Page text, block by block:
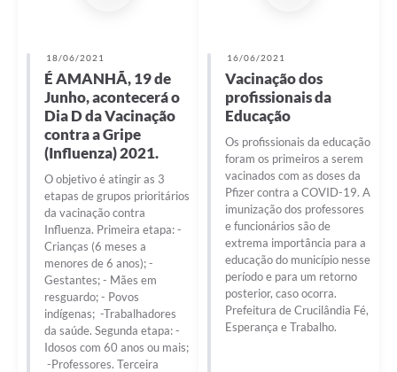
18/06/2021
É AMANHÃ, 19 de
Junho, acontecerá o
Dia D da Vacinação
contra a Gripe
(Influenza) 2021.
O objetivo é atingir as 3
etapas de grupos prioritários
da vacinação contra
Influenza. Primeira etapa: -
Crianças (6 meses a
menores de 6 anos); -
Gestantes; - Mães em
resguardo; - Povos
indígenas; -Trabalhadores
da saúde. Segunda etapa: -
Idosos com 60 anos ou mais;
-Professores. Terceira
16/06/2021
Vacinação dos
profissionais da
Educação
Os profissionais da educação
foram os primeiros a serem
vacinados com as doses da
Pfizer contra a COVID-19. A
imunização dos professores
e funcionários são de
extrema importância para a
educação do município nesse
período e para um retorno
posterior, caso ocorra.
Prefeitura de Crucilândia Fé,
Esperança e Trabalho.